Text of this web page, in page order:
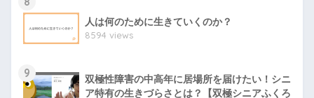
人は何のために生きていくのか？
8594 views
9
双極性障害の中高年に居場所を届けたい！シニ
ア特有の生きづらさとは？【双極シニアふくろ